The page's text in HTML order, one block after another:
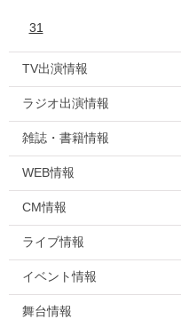
31
TV出演情報
ラジオ出演情報
雑誌・書籍情報
WEB情報
CM情報
ライブ情報
イベント情報
舞台情報